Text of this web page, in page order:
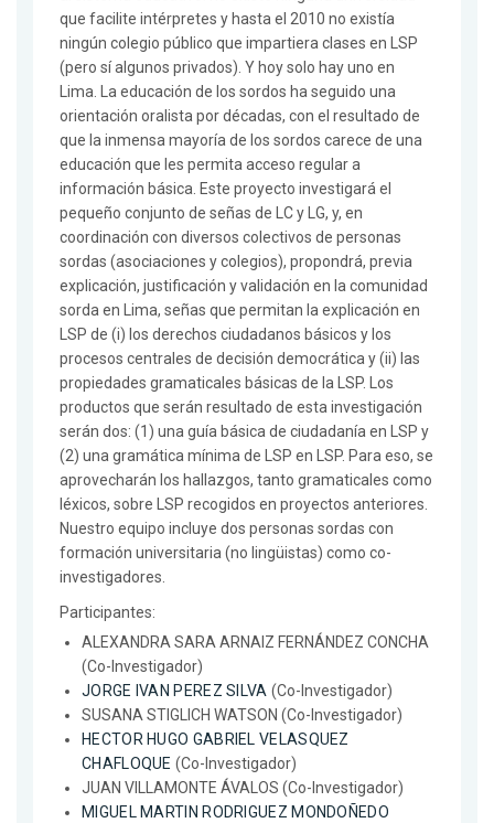
que facilite intérpretes y hasta el 2010 no existía
ningún colegio público que impartiera clases en LSP
(pero sí algunos privados). Y hoy solo hay uno en
Lima. La educación de los sordos ha seguido una
orientación oralista por décadas, con el resultado de
que la inmensa mayoría de los sordos carece de una
educación que les permita acceso regular a
información básica. Este proyecto investigará el
pequeño conjunto de señas de LC y LG, y, en
coordinación con diversos colectivos de personas
sordas (asociaciones y colegios), propondrá, previa
explicación, justificación y validación en la comunidad
sorda en Lima, señas que permitan la explicación en
LSP de (i) los derechos ciudadanos básicos y los
procesos centrales de decisión democrática y (ii) las
propiedades gramaticales básicas de la LSP. Los
productos que serán resultado de esta investigación
serán dos: (1) una guía básica de ciudadanía en LSP y
(2) una gramática mínima de LSP en LSP. Para eso, se
aprovecharán los hallazgos, tanto gramaticales como
léxicos, sobre LSP recogidos en proyectos anteriores.
Nuestro equipo incluye dos personas sordas con
formación universitaria (no lingüistas) como co-
investigadores.
Participantes:
ALEXANDRA SARA ARNAIZ FERNÁNDEZ CONCHA
(Co-Investigador)
JORGE IVAN PEREZ SILVA (Co-Investigador)
SUSANA STIGLICH WATSON (Co-Investigador)
HECTOR HUGO GABRIEL VELASQUEZ
CHAFLOQUE (Co-Investigador)
JUAN VILLAMONTE ÁVALOS (Co-Investigador)
MIGUEL MARTIN RODRIGUEZ MONDOÑEDO